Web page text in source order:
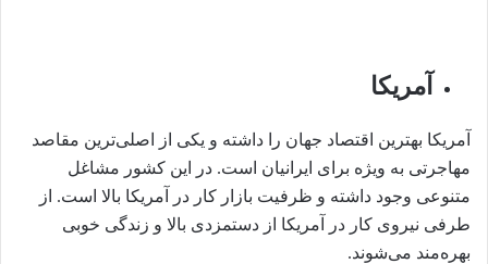
آمریکا
آمریکا بهترین اقتصاد جهان را داشته و یکی از اصلی‌ترین مقاصد
مهاجرتی به ویژه برای ایرانیان است. در این کشور مشاغل
متنوعی وجود داشته و ظرفیت بازار کار در آمریکا بالا است. از
طرفی نیروی کار در آمریکا از دستمزدی بالا و زندگی خوبی
بهره‌مند می‌شوند.